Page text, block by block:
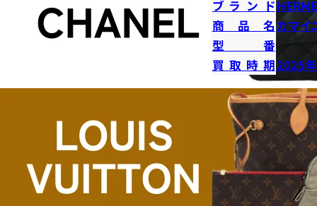
ブランド
商品名カマイ
型番
買取時期2025